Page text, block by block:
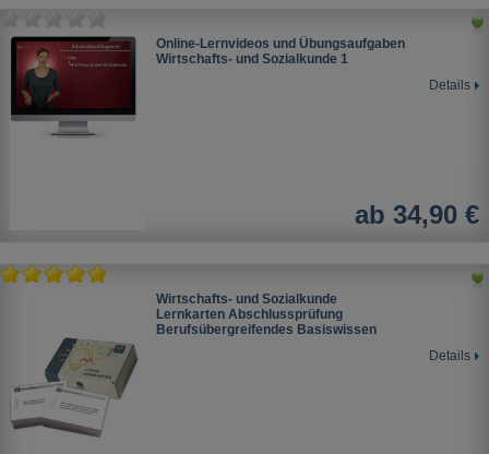
Online-Lernvideos und Übungsaufgaben
Wirtschafts- und Sozialkunde 1
Details
ab 34,90 €
Wirtschafts- und Sozialkunde
Lernkarten Abschlussprüfung
Berufsübergreifendes Basiswissen
Details